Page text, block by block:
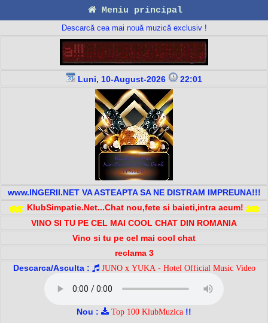
Meniu principal
Descarcă cea mai nouă muzică exclusiv !
Luni, 10-August-2026 22:01
www.INGERII.NET VA ASTEAPTA SA NE DISTRAM IMPREUNA!!!
KlubSimpatie.Net...Chat nou,fete si baieti,intra acum!
VINO SI TU PE CEL MAI COOL CHAT DIN ROMANIA
Vino si tu pe cel mai cool chat
reclama 3
Descarca/Asculta :
JUNO x YUKA - Hotel Official Music Video
Nou : Top 100 KlubMuzica !!